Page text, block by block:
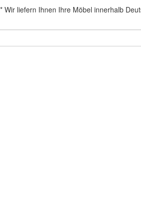
* Wir liefern Ihnen Ihre Möbel innerhalb